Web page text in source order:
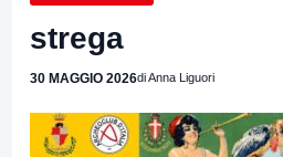
strega
30 MAGGIO 2026di Anna Liguori